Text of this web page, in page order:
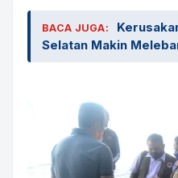
BACA JUGA:
Selatan Makin